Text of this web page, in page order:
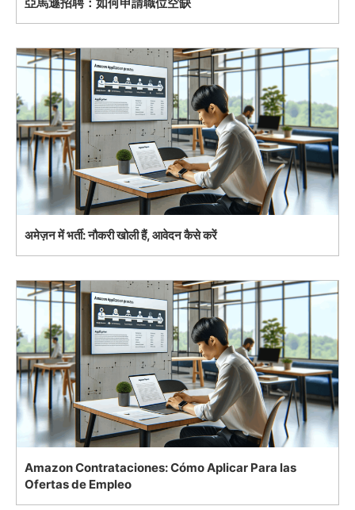
अमेज़न में भर्ती: नौकरी खोली हैं, आवेदन कैसे करें
Amazon Contrataciones: Cómo Aplicar Para las
Ofertas de Empleo